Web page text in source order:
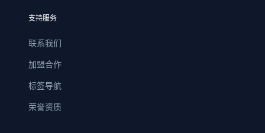
支持服务
联系我们
加盟合作
标签导航
荣誉资质